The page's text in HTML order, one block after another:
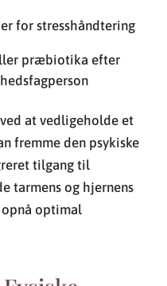
for stresshåndtering
præbiotika efter
at vedligeholde et
fremme den psykiske
tilgang til
tarmens og hjernens
opnå optimal